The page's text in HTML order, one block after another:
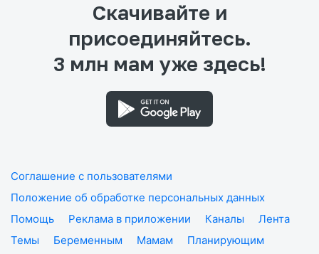
Скачивайте и
присоединяйтесь.
3 млн мам уже здесь!
Соглашение с пользователями
Положение об обработке персональных данных
Помощь
Реклама в приложении Каналы
Лента
Темы
Беременным Мамам
Планирующим